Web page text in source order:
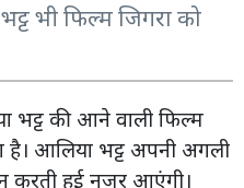
भी फिल्म जिगरा को
भट्ट की आने वाली फिल्म
है। आलिया भट्ट अपनी अगली
करती हुई नजर आएंगी।